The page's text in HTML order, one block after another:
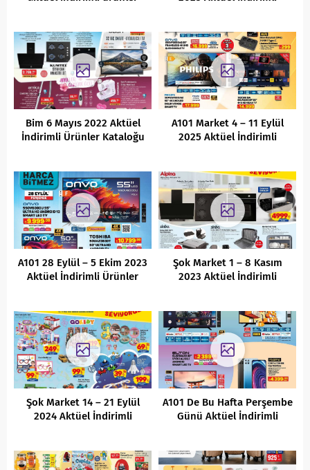
Bim 6 Mayıs 2022 Aktüel
İndirimli Ürünler Kataloğu
A101 Market 4 – 11 Eylül
2025 Aktüel İndirimli
A101 28 Eylül – 5 Ekim 2023
Aktüel İndirimli Ürünler
Şok Market 1 – 8 Kasım
2023 Aktüel İndirimli
Şok Market 14 – 21 Eylül
2024 Aktüel İndirimli
A101 De Bu Hafta Perşembe
Günü Aktüel İndirimli